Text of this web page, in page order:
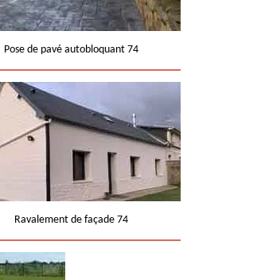
Pose de pavé autobloquant 74
Ravalement de façade 74